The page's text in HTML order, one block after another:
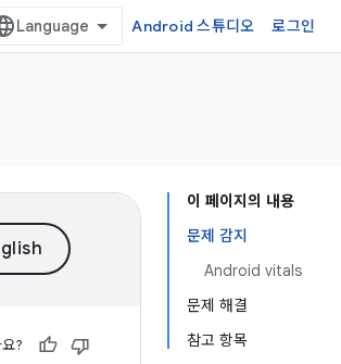
Android 스튜디오 로그인
이 페이지의 내용
문제 감지
Android vitals
문제 해결
참고 항목
?